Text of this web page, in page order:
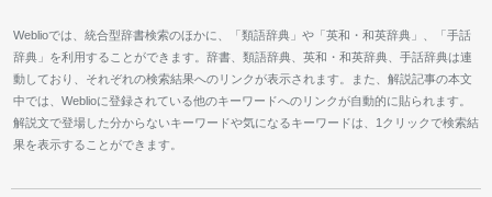
Weblioでは、統合型辞書検索のほかに、「類語辞典」や「英和・和英辞典」、「手話
辞典」を利用することができます。辞書、類語辞典、英和・和英辞典、手話辞典は連
動しており、それぞれの検索結果へのリンクが表示されます。また、解説記事の本文
中では、Weblioに登録されている他のキーワードへのリンクが自動的に貼られます。
解説文で登場した分からないキーワードや気になるキーワードは、1クリックで検索結
果を表示することができます。